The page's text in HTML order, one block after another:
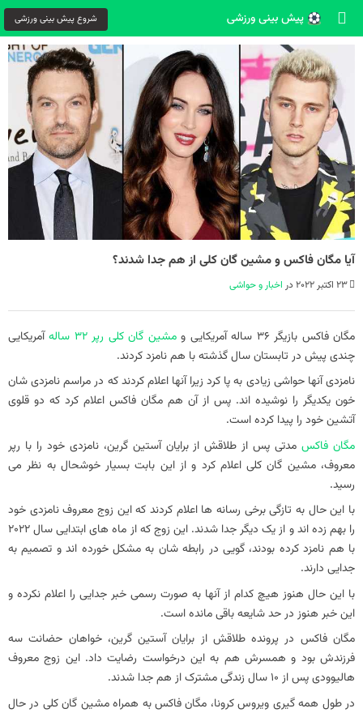
شروع پیش بینی ورزشی
آیا مگان فاکس و مشین گان کلی از هم جدا شدند؟
23 اکتبر 2022 در اخبار و حواشی
مگان فاکس بازیگر 36 ساله آمریکایی و مشین گان کلی رپر 32 ساله
آمریکایی
چندی پیش در تابستان سال گذشته با هم نامزد کردند.
نامزدی آنها حواشی زیادی به پا کرد زیرا آنها اعلام کردند که در مراسم نامزدی شان
خون یکدیگر را نوشیده اند. پس از آن هم مگان فاکس اعلام کرد که دو قلوی
آتشین خود را پیدا کرده است.
مگان فاکسمدتی پس از طلاقش از برایان آستین گرین، نامزدی خود را با رپر
معروف، مشین گان کلی اعلام کرد و از این بابت بسیار خوشحال به نظر می
رسید.
با این حال به تازگی برخی رسانه ها اعلام کردند که این زوج معروف نامزدی خود
را بهم زده اند و از یک دیگر جدا شدند. این زوج که از ماه های ابتدایی سال 2022
با هم نامزد کرده بودند، گویی در رابطه شان به مشکل خورده اند و تصمیم به
جدایی دارند.
با این حال هنوز هیچ کدام از آنها به صورت رسمی خبر جدایی را اعلام نکرده و
این خبر هنوز در حد شایعه باقی مانده است.
مگان فاکس در پرونده طلاقش از برایان آستین گرین، خواهان حضانت سه
فرزندش بود و همسرش هم به این درخواست رضایت داد. این زوج معروف
هالیوودی پس از 10 سال زندگی مشترک از هم جدا شدند.
در طول همه گیری ویروس کرونا، مگان فاکس به همراه مشین گان کلی در حال